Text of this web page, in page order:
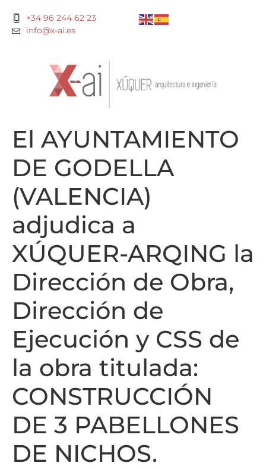
+34 96 244 62 23
info@x-ai.es
El AYUNTAMIENTO
DE GODELLA
(VALENCIA)
adjudica a
XÚQUER-ARQING la
Dirección de Obra,
Dirección de
Ejecución y CSS de
la obra titulada:
CONSTRUCCIÓN
DE 3 PABELLONES
DE NICHOS.